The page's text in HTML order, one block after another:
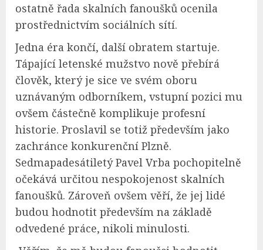
ostatně řada skalních fanoušků ocenila
prostřednictvím sociálních sítí.
Jedna éra končí, další obratem startuje.
Tápající letenské mužstvo nově přebírá
člověk, který je sice ve svém oboru
uznávaným odborníkem, vstupní pozici mu
ovšem částečně komplikuje profesní
historie. Proslavil se totiž především jako
zachránce konkurenční Plzně.
Sedmapadesátiletý Pavel Vrba pochopitelně
očekává určitou nespokojenost skalních
fanoušků. Zároveň ovšem věří, že jej lidé
budou hodnotit především na základě
odvedené práce, nikoli minulosti.